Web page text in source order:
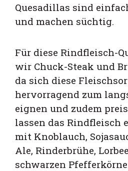
Quesadillas sind
und machen süchtig.
Für diese Rindfleisch-
wir Chuck-Steak und
da sich diese
hervorragend zum
eignen und zudem
lassen das Rindfleisch
mit Knoblauch,
Ale, Rinderbrühe,
schwarzen